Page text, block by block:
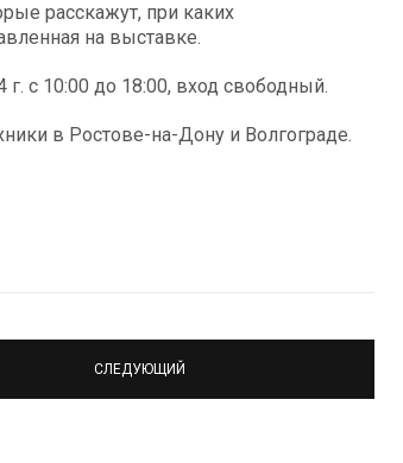
расскажут, при каких
на выставке.
г. с 10:00 до 18:00, вход свободный.
в Ростове-на-Дону и Волгограде.
СЛЕДУЮЩИЙ